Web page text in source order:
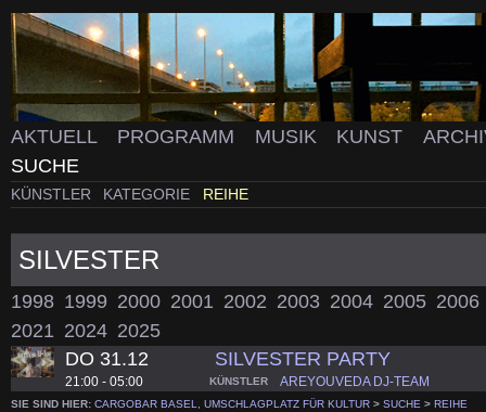
AKTUELL PROGRAMM MUSIK KUNST
SUCHE
KÜNSTLER KATEGORIE REIHE
SILVESTER
1998 1999 2000 2001 2002 2003 2004 2005 2006
2021 2024 2025
DO 31.12
21:00 - 05:00
SILVESTER PARTY
KÜNSTLER AREYOUVEDA DJ-TEAM
SIE SIND HIER: CARGOBAR BASEL, UMSCHLAGPLATZ FÜR KULTUR > SUCHE > REIHE